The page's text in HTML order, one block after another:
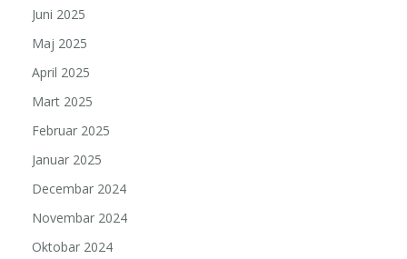
Juni 2025
Maj 2025
April 2025
Mart 2025
Februar 2025
Januar 2025
Decembar 2024
Novembar 2024
Oktobar 2024